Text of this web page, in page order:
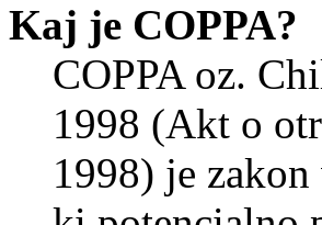
Kaj je COPPA?
COPPA oz.
1998 (Akt o
1998) je